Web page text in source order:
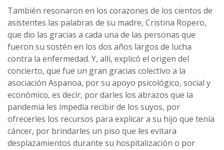
También resonaron en los corazones de los cientos de
asistentes las palabras de su madre, Cristina Ropero,
que dio las gracias a cada una de las personas que
fueron su sostén en los dos años largos de lucha
contra la enfermedad. Y, allí, explicó el origen del
concierto, que fue un gran gracias colectivo a la
asociación Aspanoa, por su apoyo psicológico, social y
económico, es decir, por darles los abrazos que la
pandemia les impedía recibir de los suyos, por
ofrecerles los recursos para explicar a su hijo que tenía
cáncer, por brindarles un piso que les evitara
desplazamientos durante su hospitalización o por